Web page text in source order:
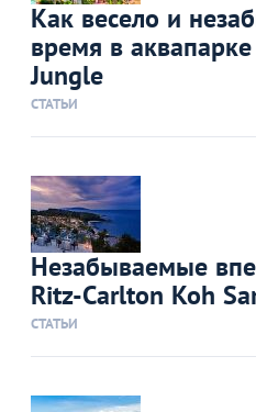
Как весело и
время в
Jungle
СТАТЬИ
Незабываемые
Ritz-Carlton Koh
СТАТЬИ